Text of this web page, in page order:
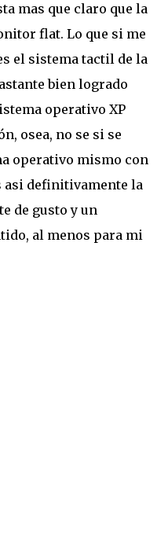
mas que claro que la
flat. Lo que si me
el sistema tactil de la
bien logrado
operativo XP
osea, no se si se
operativo mismo con
asi definitivamente la
de gusto y un
al menos para mi